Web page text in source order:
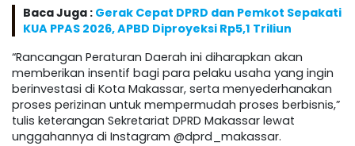
Baca Juga : Gerak Cepat DPRD dan Pemkot Sepakati
KUA PPAS 2026, APBD Diproyeksi Rp5,1 Triliun
“Rancangan Peraturan Daerah ini diharapkan akan
memberikan insentif bagi para pelaku usaha yang ingin
berinvestasi di Kota Makassar, serta menyederhanakan
proses perizinan untuk mempermudah proses berbisnis,”
tulis keterangan Sekretariat DPRD Makassar lewat
unggahannya di Instagram @dprd_makassar.